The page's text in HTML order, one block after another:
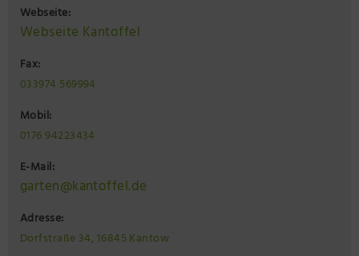
Webseite:
Webseite Kantoffel
Fax:
033974 569994
Mobil:
0176 94223434
E-Mail:
garten@kantoffel.de
Adresse:
Dorfstraße 34, 16845 Kantow